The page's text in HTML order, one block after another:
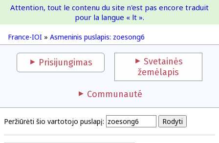
France-IOI
France-IOI » Asmeninis puslapis: zoesong6
Attention, tout le contenu du site n'est pas encore traduit
pour la langue « lt ».
Prisijungimas
Svetainės
žemėlapis
Communauté
Peržiūrėti šio vartotojo puslapį: